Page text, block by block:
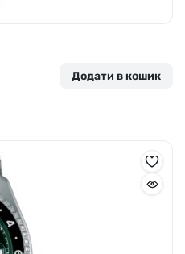
Додати в кошик